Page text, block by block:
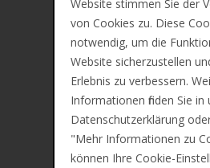
Website stimmen Sie der
von Cookies zu. Diese
notwendig, um die
Website sicherzustellen
Erlebnis zu verbessern.
Informationen finden Sie in
Datenschutzerklärung
"Mehr Informationen zu
können Ihre Cookie-
Preis inkl. 19% MwSt. Zzgl.
Beschreibung
Zusätzliche Information
Bewertungen (0)